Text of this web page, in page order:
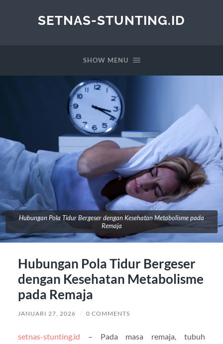
SETNAS-STUNTING.ID
SHOW MENU
Hubungan Pola Tidur Bergeser dengan Kesehatan Metabolisme pada
Remaja
Hubungan Pola Tidur Bergeser
dengan Kesehatan Metabolisme
pada Remaja
JANUARI 27, 2026 / 0 COMMENTS
setnas-stunting.id – Pada masa remaja, tubuh